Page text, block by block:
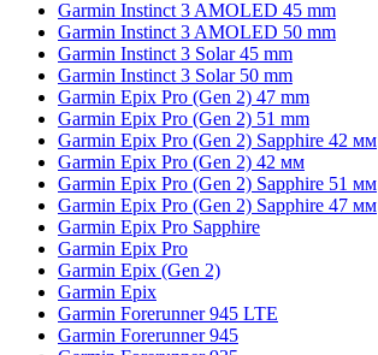
Garmin Instinct 3 AMOLED 45 mm
Garmin Instinct 3 AMOLED 50 mm
Garmin Instinct 3 Solar 45 mm
Garmin Instinct 3 Solar 50 mm
Garmin Epix Pro (Gen 2) 47 mm
Garmin Epix Pro (Gen 2) 51 mm
Garmin Epix Pro (Gen 2) Sapphire 42 мм
Garmin Epix Pro (Gen 2) 42 мм
Garmin Epix Pro (Gen 2) Sapphire 51 мм
Garmin Epix Pro (Gen 2) Sapphire 47 мм
Garmin Epix Pro Sapphire
Garmin Epix Pro
Garmin Epix (Gen 2)
Garmin Epix
Garmin Forerunner 945 LTE
Garmin Forerunner 945